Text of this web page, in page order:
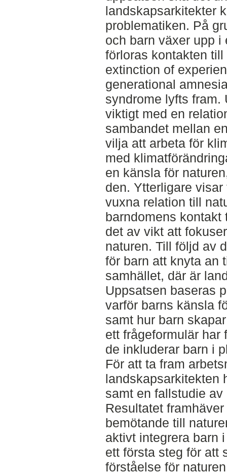
landskapsarkitekter
problematiken. På
och barn växer upp i
förloras kontakten
extinction of
generational
syndrome lyfts fram.
viktigt med en
sambandet mellan
vilja att arbeta för
med
en känsla för
den. Ytterligare
vuxna relation till
barndomens kontakt
det av vikt att
naturen. Till följd av
för barn att knyta an
samhället, där är
Uppsatsen baseras
varför barns känsla
samt hur barn
ett frågeformulär har
de inkluderar barn i
För att ta fram
landskapsarkitekten
samt en fallstudie
Resultatet
bemötande till
aktivt integrera barn
ett första steg för att
förståelse för